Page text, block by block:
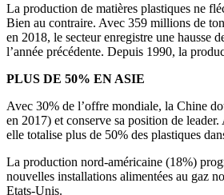
La production de matières plastiques ne
Bien au contraire. Avec 359 millions de
en 2018, le secteur enregistre une hausse
l’année précédente. Depuis 1990, la
PLUS DE 50% EN ASIE
Avec 30% de l’offre mondiale, la Chine
en 2017) et conserve sa position de leader.
elle totalise plus de 50% des plastiques
La production nord-américaine (18%)
nouvelles installations alimentées au gaz
Etats-Unis.